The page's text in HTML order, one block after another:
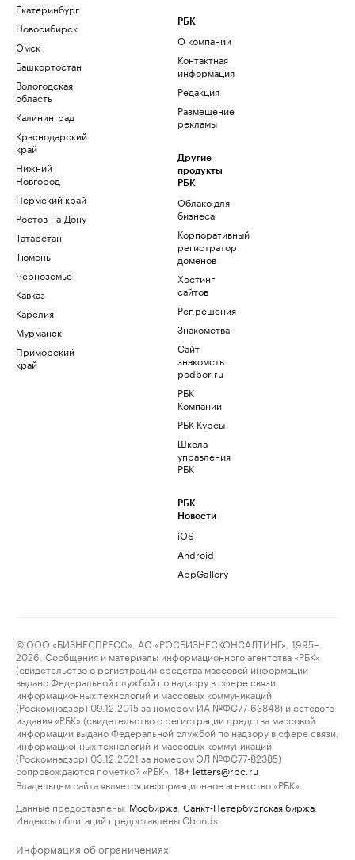
Екатеринбург
Новосибирск
Омск
Башкортостан
Вологодская
область
Калининград
Краснодарский
край
Нижний
Новгород
Пермский край
Ростов-на-Дону
Татарстан
Тюмень
Черноземье
Кавказ
Карелия
Мурманск
Приморский
край
РБК
О компании
Контактная
информация
Редакция
Размещение
рекламы
Другие
продукты
РБК
Облако для
бизнеса
Корпоративный
регистратор
доменов
Хостинг
сайтов
Рег.решения
Знакомства
Сайт
знакомств
podbor.ru
РБК
Компании
РБК Курсы
Школа
управления
РБК
РБК
Новости
iOS
Android
AppGallery
© ООО «БИЗНЕСПРЕСС», АО «РОСБИЗНЕСКОНСАЛТИНГ», 1995–
2026. Сообщения и материалы информационного агентства «РБК»
(свидетельство о регистрации средства массовой информации
выдано Федеральной службой по надзору в сфере связи,
информационных технологий и массовых коммуникаций
(Роскомнадзор) 09.12.2015 за номером ИА №ФС77-63848) и сетевого
издания «РБК» (свидетельство о регистрации средства массовой
информации выдано Федеральной службой по надзору в сфере связи,
информационных технологий и массовых коммуникаций
(Роскомнадзор) 03.12.2021 за номером ЭЛ №ФС77-82385)
сопровождаются пометкой «РБК».
18+ letters@rbc.ru
Владельцем сайта является информационное агентство «РБК».
Данные предоставлены: Мосбиржа Санкт-Петербургская биржа
Индексы облигаций предоставлены Cbonds.
Информация об ограничениях